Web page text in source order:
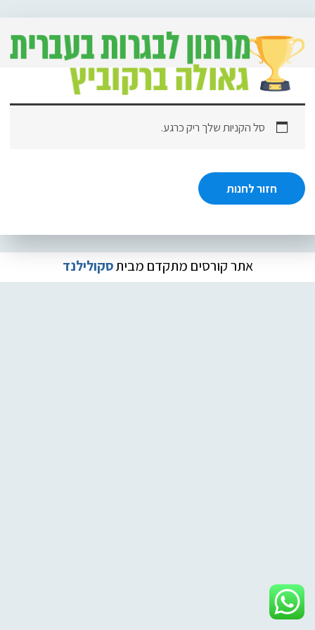
סל הקניות שלך ריק כרגע.
חזור לחנות
אתר קורסים מתקדם מביתסקולילנד